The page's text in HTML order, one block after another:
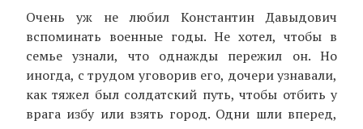
Очень уж не любил Константин Давыдович
вспоминать военные годы. Не хотел, чтобы в
семье узнали, что однажды пережил он. Но
иногда, с трудом уговорив его, дочери узнавали,
как тяжел был солдатский путь, чтобы отбить у
врага избу или взять город. Одни шли вперед,